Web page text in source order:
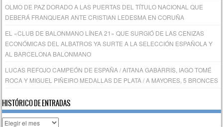
OLMO DE PAZ DORADO A LAS PUERTAS DEL TÍTULO NACIONAL QUE
DEBERÁ FRANQUEAR ANTE CRISTIAN LEDESMA EN CORUÑA
EL «CLUB DE BALONMANO LÍNEA 21» QUE SURGIÓ DE LAS CENIZAS
ECONÓMICAS DEL ALBATROS YA SURTE A LA SELECCIÓN ESPAÑOLA Y
AL BARCELONA BALONMANO
LUCAS REFOJO CAMPEÓN DE ESPAÑA / AITANA GABARRIS, IAGO TOMÉ
ROCA Y MIGUEL PIÑEIRO MEDALLAS DE PLATA / A MAYORES, 5 BRONCES
HISTÓRICO DE ENTRADAS
Histórico